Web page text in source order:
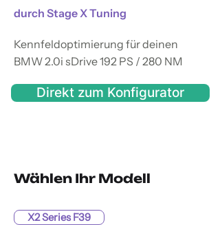
durch Stage X Tuning
Kennfeldoptimierung für deinen
BMW 2.0i sDrive 192 PS / 280 NM
Direkt zum Konfigurator
Wählen Ihr Modell
X2 Series F39